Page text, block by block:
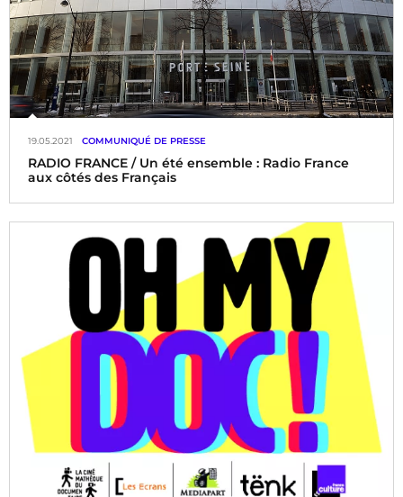
RADIO FRANCE / Un été ensemble : Radio France
aux côtés des Français
19.05.2021 COMMUNIQUÉ DE PRESSE